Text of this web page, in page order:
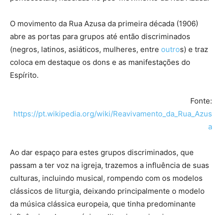
O movimento da Rua Azusa da primeira década (1906)
abre as portas para grupos até então discriminados
(negros, latinos, asiáticos, mulheres, entre outros) e traz
coloca em destaque os dons e as manifestações do
Espírito.
Fonte:
https://pt.wikipedia.org/wiki/Reavivamento_da_Rua_Azus
a
Ao dar espaço para estes grupos discriminados, que
passam a ter voz na igreja, trazemos a influência de suas
culturas, incluindo musical, rompendo com os modelos
clássicos de liturgia, deixando principalmente o modelo
da música clássica europeia, que tinha predominante